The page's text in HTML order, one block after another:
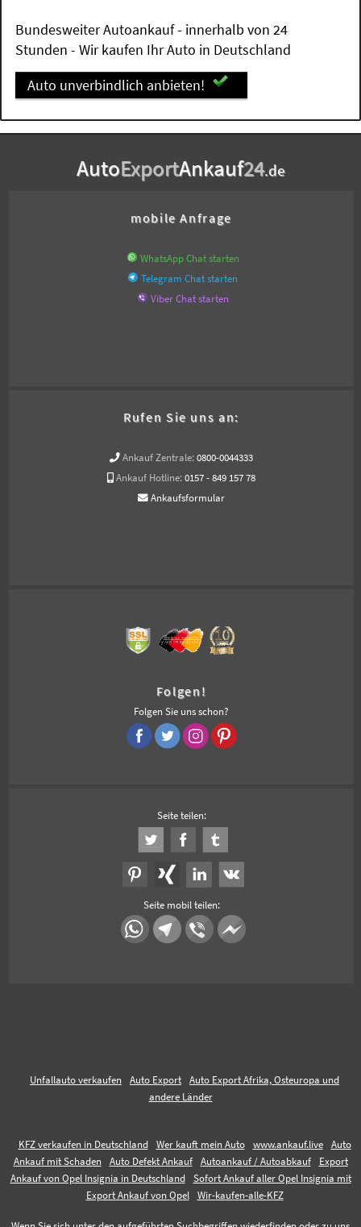
Bundesweiter Autoankauf - innerhalb von 24
Stunden - Wir kaufen Ihr Auto in Deutschland
Auto unverbindlich anbieten!
AutoExportAnkauf24.de
mobile Anfrage
WhatsApp Chat starten
Telegram Chat starten
Viber Chat starten
Rufen Sie uns an:
Ankauf Zentrale: 0800-0044333
Ankauf Hotline: 0157 - 849 157 78
Ankaufsformular
Folgen!
Folgen Sie uns schon?
Seite teilen:
Seite mobil teilen:
Unfallauto verkaufen Auto Export
Auto Export Afrika, Osteuropa und
andere Länder
KFZ verkaufen in Deutschland Wer kauft mein Auto www.ankauf.live
Auto
Ankauf mit Schaden
Auto Defekt Ankauf Autoankauf / Autoabkauf
Export
Ankauf von Opel Insignia in Deutschland
Sofort Ankauf aller Opel Insignia mit
Export Ankauf von Opel
Wir-kaufen-alle-KFZ